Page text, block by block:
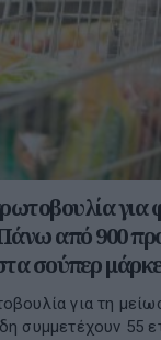
για
από 900
σούπερ
για τη
συμμετέχουν 55